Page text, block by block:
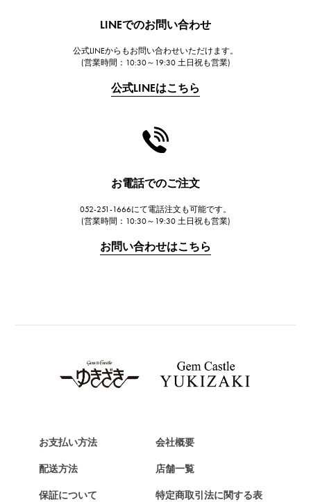
フランク・ミュラー
TAG HEUER
Van Cleef & Arpels
ヴァンクリーフ&アーペル
Chopard
ショパール
ZENITH
LINEでのお問い合わせ
公式LINEからもお問い合わせいただけます。
(営業時間：10:30～19:30 土日祝も営業)
公式LINEはこちら
お電話でのご注文
052-251-1666にて電話注文も可能です。
(営業時間：10:30～19:30 土日祝も営業)
お問い合わせはこちら
お支払い方法
配送方法
保証について
会社概要
店舗一覧
特定商取引法に関する表